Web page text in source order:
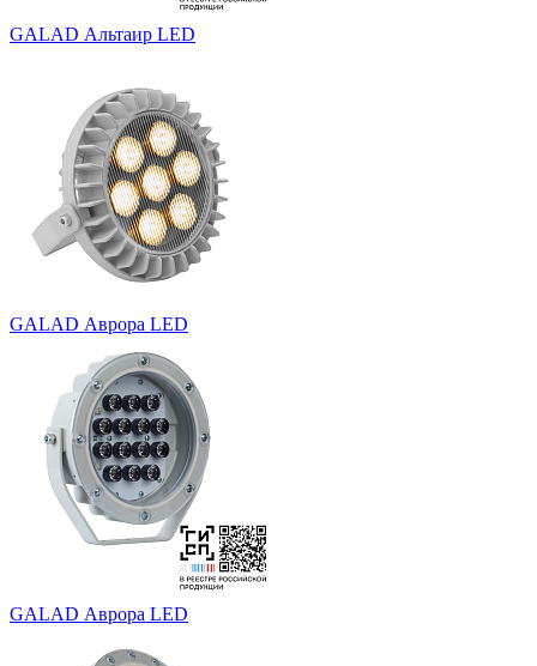
GALAD Альтаир LED
GALAD Аврора LED
GALAD Аврора LED